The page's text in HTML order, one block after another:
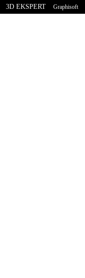
3D EKSPERT Graphisoft